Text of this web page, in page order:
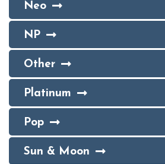
Neo
NP
Other
Platinum
Pop
Sun & Moon